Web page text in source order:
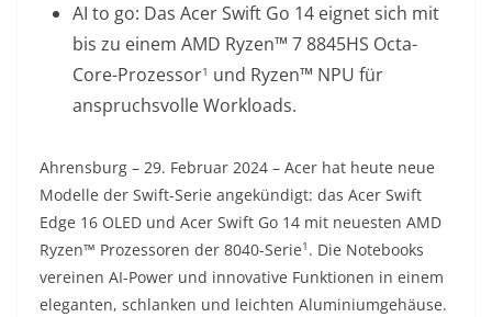
AI to go: Das Acer Swift Go 14 eignet sich mit
bis zu einem AMD Ryzen™ 7 8845HS Octa-
Core-Prozessor1 und Ryzen™ NPU für
anspruchsvolle Workloads.
Ahrensburg – 29. Februar 2024 – Acer hat heute neue
Modelle der Swift-Serie angekündigt: das Acer Swift
Edge 16 OLED und Acer Swift Go 14 mit neuesten AMD
Ryzen™ Prozessoren der 8040-Serie1 . Die Notebooks
vereinen AI-Power und innovative Funktionen in einem
eleganten, schlanken und leichten Aluminiumgehäuse.